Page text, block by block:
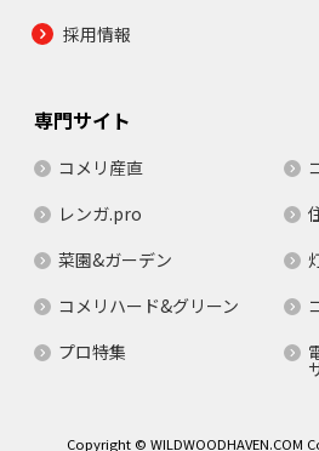
採用情報
専門サイト
コメリ産直
レンガ.pro
菜園&ガーデン
コメリハード&グリーン
プロ特集
Copyright © WILDWOODHAVEN.COM